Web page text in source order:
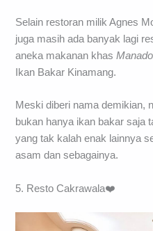
Selain restoran milik Agnes
juga masih ada banyak lagi
aneka makanan khas
Ikan Bakar Kinamang.
Meski diberi nama demikian,
bukan hanya ikan bakar saja
yang tak kalah enak lainnya
asam dan sebagainya.
5. Resto Cakrawala❤️